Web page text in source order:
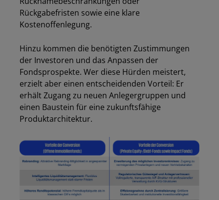
Rückgabefristen sowie eine klare
Kostenoffenlegung.
Hinzu kommen die benötigten Zustimmungen
der Investoren und das Anpassen der
Fondsprospekte. Wer diese Hürden meistert,
erzielt aber einen entscheidenden Vorteil: Er
erhält Zugang zu neuen Anlegergruppen und
einen Baustein für eine zukunftsfähige
Produktarchitektur.